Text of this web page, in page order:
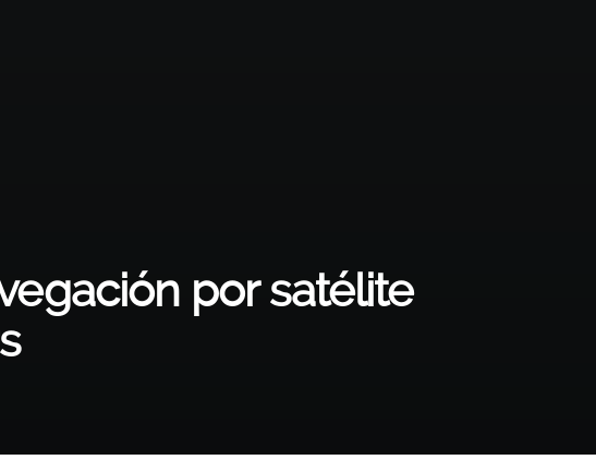
por satélite